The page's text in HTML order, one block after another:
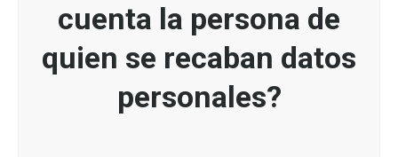
cuenta la persona de
quien se recaban datos
personales?